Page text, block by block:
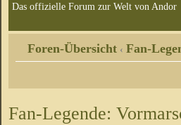
Das offizielle Forum zur Welt von Andor
Foren-Übersicht ‹ Fan-
Fan-Legende: